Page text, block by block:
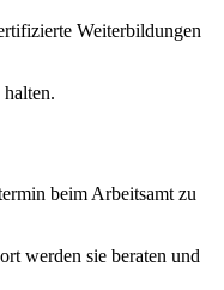
Weiterbildungen
beim Arbeitsamt zu
werden sie beraten und